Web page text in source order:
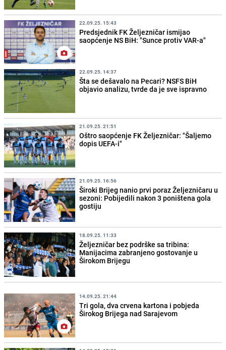
22.09.25. 15:43
Predsjednik FK Željezničar ismijao
saopćenje NS BiH: "Sunce protiv VAR-a"
22.09.25. 14:37
Šta se dešavalo na Pecari? NSFS BiH
objavio analizu, tvrde da je sve ispravno
21.09.25. 21:51
Oštro saopćenje FK Željezničar: "Šaljemo
dopis UEFA-i"
21.09.25. 16:56
Široki Brijeg nanio prvi poraz Željezničaru u
sezoni: Pobijedili nakon 3 poništena gola
gostiju
18.09.25. 11:33
Željezničar bez podrške sa tribina:
Manijacima zabranjeno gostovanje u
Širokom Brijegu
14.09.25. 21:44
Tri gola, dva crvena kartona i pobjeda
Širokog Brijega nad Sarajevom